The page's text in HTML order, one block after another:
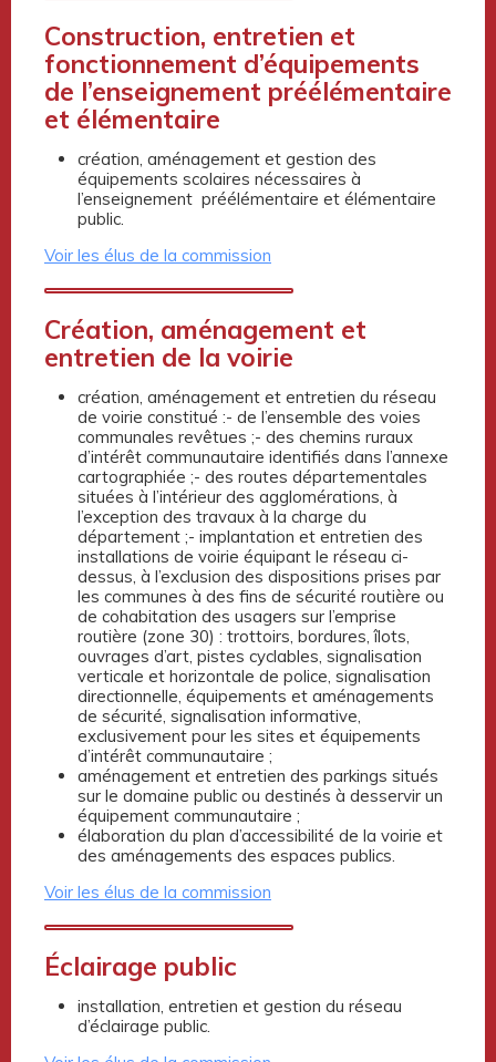
Construction, entretien et
fonctionnement d’équipements
de l’enseignement préélémentaire
et élémentaire
création, aménagement et gestion des
équipements scolaires nécessaires à
l’enseignement préélémentaire et élémentaire
public.
Voir les élus de la commission
Création, aménagement et
entretien de la voirie
création, aménagement et entretien du réseau
de voirie constitué :- de l’ensemble des voies
communales revêtues ;- des chemins ruraux
d’intérêt communautaire identifiés dans l’annexe
cartographiée ;- des routes départementales
situées à l’intérieur des agglomérations, à
l’exception des travaux à la charge du
département ;- implantation et entretien des
installations de voirie équipant le réseau ci-
dessus, à l’exclusion des dispositions prises par
les communes à des fins de sécurité routière ou
de cohabitation des usagers sur l’emprise
routière (zone 30) : trottoirs, bordures, îlots,
ouvrages d’art, pistes cyclables, signalisation
verticale et horizontale de police, signalisation
directionnelle, équipements et aménagements
de sécurité, signalisation informative,
exclusivement pour les sites et équipements
d’intérêt communautaire ;
aménagement et entretien des parkings situés
sur le domaine public ou destinés à desservir un
équipement communautaire ;
élaboration du plan d’accessibilité de la voirie et
des aménagements des espaces publics.
Voir les élus de la commission
Éclairage public
installation, entretien et gestion du réseau
d’éclairage public.